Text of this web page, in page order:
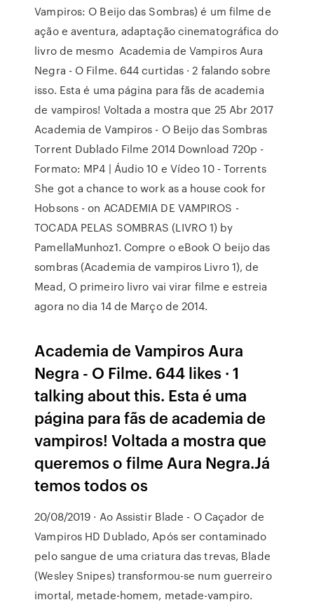
Vampiros: O Beijo das Sombras) é um filme de
ação e aventura, adaptação cinematográfica do
livro de mesmo Academia de Vampiros Aura
Negra - O Filme. 644 curtidas · 2 falando sobre
isso. Esta é uma página para fãs de academia
de vampiros! Voltada a mostra que 25 Abr 2017
Academia de Vampiros - O Beijo das Sombras
Torrent Dublado Filme 2014 Download 720p -
Formato: MP4 | Áudio 10 e Vídeo 10 - Torrents
She got a chance to work as a house cook for
Hobsons - on ACADEMIA DE VAMPIROS -
TOCADA PELAS SOMBRAS (LIVRO 1) by
PamellaMunhoz1. Compre o eBook O beijo das
sombras (Academia de vampiros Livro 1), de
Mead, O primeiro livro vai virar filme e estreia
agora no dia 14 de Março de 2014.
Academia de Vampiros Aura
Negra - O Filme. 644 likes · 1
talking about this. Esta é uma
página para fãs de academia de
vampiros! Voltada a mostra que
queremos o filme Aura Negra.Já
temos todos os
20/08/2019 · Ao Assistir Blade - O Caçador de
Vampiros HD Dublado, Após ser contaminado
pelo sangue de uma criatura das trevas, Blade
(Wesley Snipes) transformou-se num guerreiro
imortal, metade-homem, metade-vampiro.